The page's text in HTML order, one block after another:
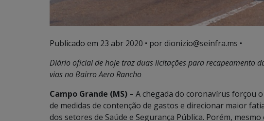
Publicado em 23 abr 2020 • por dionizio@seinfra.ms •
Diário oficial de hoje traz duas licitações para recapeamento
vias no Bairro Aero Rancho
Campo Grande (MS) – A chegada do coronavírus forçou
de medidas de contenção de gastos e direcionar maior
dos setores de Saúde e Segurança Pública. Porém,